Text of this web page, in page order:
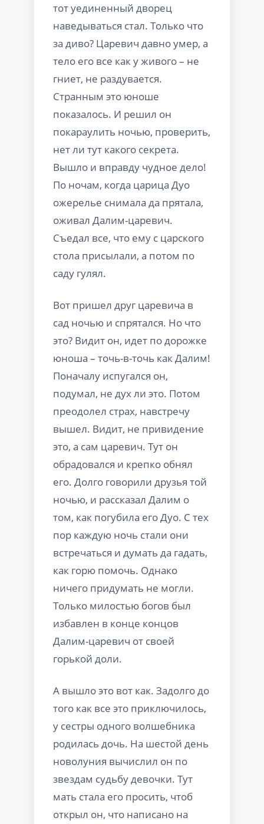
тот уединенный дворец
наведываться стал. Только что
за диво? Царевич давно умер, а
тело его все как у живого – не
гниет, не раздувается.
Странным это юноше
показалось. И решил он
покараулить ночью, проверить,
нет ли тут какого секрета.
Вышло и вправду чудное дело!
По ночам, когда царица Дуо
ожерелье снимала да прятала,
оживал Далим-царевич.
Съедал все, что ему с царского
стола присылали, а потом по
саду гулял.
Вот пришел друг царевича в
сад ночью и спрятался. Но что
это? Видит он, идет по дорожке
юноша – точь-в-точь как Далим!
Поначалу испугался он,
подумал, не дух ли это. Потом
преодолел страх, навстречу
вышел. Видит, не привидение
это, а сам царевич. Тут он
обрадовался и крепко обнял
его. Долго говорили друзья той
ночью, и рассказал Далим о
том, как погубила его Дуо. С тех
пор каждую ночь стали они
встречаться и думать да гадать,
как горю помочь. Однако
ничего придумать не могли.
Только милостью богов был
избавлен в конце концов
Далим-царевич от своей
горькой доли.
А вышло это вот как. Задолго до
того как все это приключилось,
у сестры одного волшебника
родилась дочь. На шестой день
новолуния вычислил он по
звездам судьбу девочки. Тут
мать стала его просить, чтоб
открыл он, что написано на